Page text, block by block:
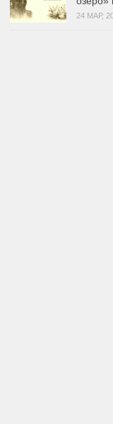
24 МАР,